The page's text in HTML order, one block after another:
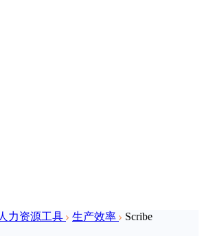
力资源工具 生产效率 Scribe